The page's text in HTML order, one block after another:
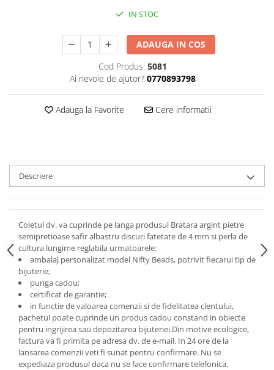
IN STOC
ADAUGA IN COS
Cod Produs: 5081
Ai nevoie de ajutor? 0770893798
Adauga la Favorite Cere informatii
Descriere
Coletul dv. va cuprinde pe langa produsul Bratara argint pietre
semipretioase safir albastru discuri fatetate de 4 mm si perla de
cultura lungime reglabila urmatoarele:
ambalaj personalizat model Nifty Beads, potrivit fiecarui tip de
bijuterie;
punga cadou;
certificat de garantie;
in functie de valoarea comenzii si de fidelitatea clentului,
pachetul poate cuprinde un produs cadou constand in obiecte
pentru ingrijirea sau depozitarea bijuteriei.Din motive ecologice,
factura va fi primita pe adresa dv. de e-mail. In 24 ore de la
lansarea comenzii veti fi sunat pentru confirmare. Nu se
expediaza produsul daca nu se face confirmare telefonica.